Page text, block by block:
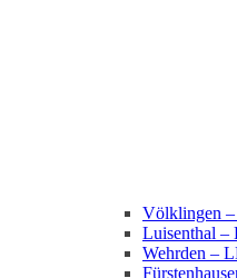
Völklingen
Luisenthal
Wehrden –